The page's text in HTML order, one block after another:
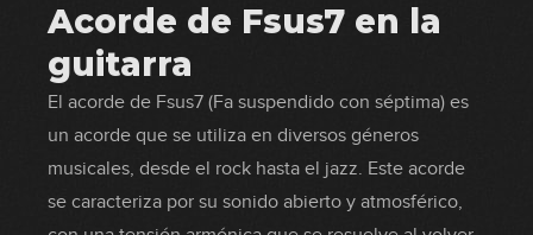
Acorde de Fsus7 en la
guitarra
El acorde de Fsus7 (Fa suspendido con séptima) es
un acorde que se utiliza en diversos géneros
musicales, desde el rock hasta el jazz. Este acorde
se caracteriza por su sonido abierto y atmosférico,